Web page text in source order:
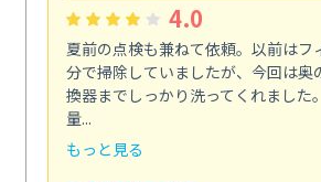
4.0
夏前の点検も兼ねて依頼。以前はフ
分で掃除していましたが、今回は奥
換器までしっかり洗ってくれました
量...
もっと見る